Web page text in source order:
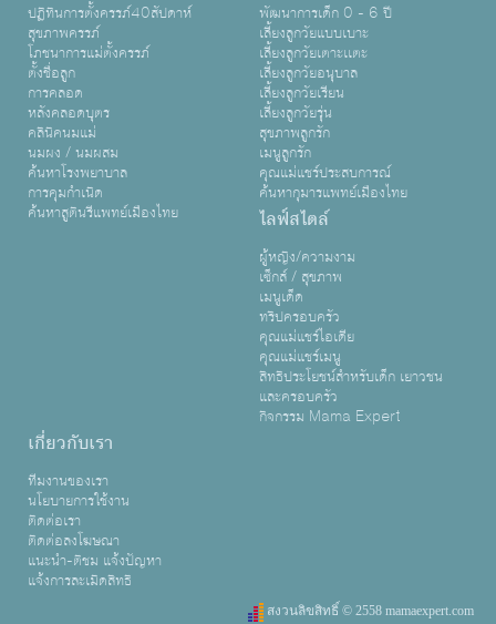
ปฏิทินการตั้งครรภ์40สัปดาห์
สุขภาพครรภ์
โภชนาการแม่ตั้งครรภ์
ตั้งชื่อลูก
การคลอด
หลังคลอดบุตร
คลินิคนมแม่
นมผง / นมผสม
ค้นหาโรงพยาบาล
การคุมกำเนิด
ค้นหาสูตินรีแพทย์เมืองไทย
พัฒนาการเด็ก 0 - 6 ปี
เลี้ยงลูกวัยแบบเบาะ
เลี้ยงลูกวัยเตาะเเตะ
เลี้ยงลูกวัยอนุบาล
เลี้ยงลูกวัยเรียน
เลี้ยงลูกวัยรุ่น
สุขภาพลูกรัก
เมนูลูกรัก
คุณแม่แชร์ประสบการณ์
ค้นหากุมารแพทย์เมืองไทย
ไลฟ์สไตล์
ผู้หญิง/ความงาม
เซ็กส์ / สุขภาพ
เมนูเด็ด
ทริปครอบครัว
คุณแม่แชร์ไอเดีย
คุณแม่แชร์เมนู
สิทธิประโยชน์สำหรับเด็ก เยาวชน
และครอบครัว
กิจกรรม Mama Expert
เกี่ยวกับเรา
ทีมงานของเรา
นโยบายการใช้งาน
ติดต่อเรา
ติดต่อลงโฆษณา
แนะนำ-ติชม แจ้งปัญหา
แจ้งการละเมิดสิทธิ
สงวนลิขสิทธิ์ © 2558 mamaexpert.com